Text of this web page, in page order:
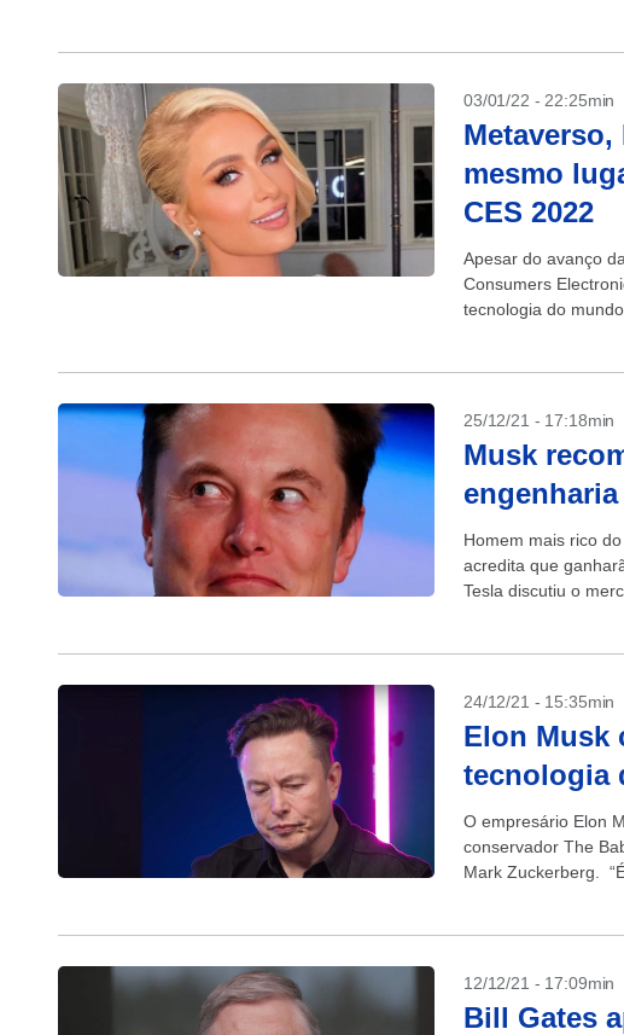
03/01/22 - 22:25min
mesmo
CES 2022
Apesar do avanço
Consumers
tecnologia do
25/12/21 - 17:18min
Musk
Homem mais rico
acredita que
Tesla discutiu o
24/12/21 - 15:35min
Elon Musk
tecnologia
O empresário Elon
conservador The
Mark Zuckerberg.
12/12/21 - 17:09min
Bill Gates